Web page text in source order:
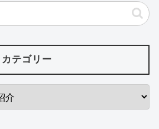
カテゴリー